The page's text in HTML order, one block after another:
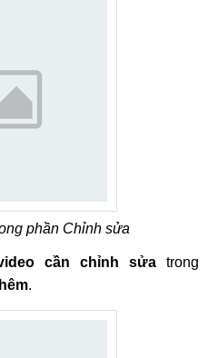
phần Chỉnh sửa
cần chỉnh sửa trong
.